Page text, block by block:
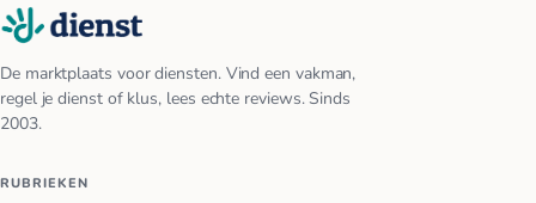
De marktplaats voor diensten. Vind een vakman,
regel je dienst of klus, lees echte reviews. Sinds
2003.
RUBRIEKEN